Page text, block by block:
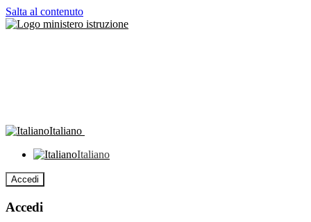
Salta al contenuto
Italiano
Italiano
Accedi
Accedi